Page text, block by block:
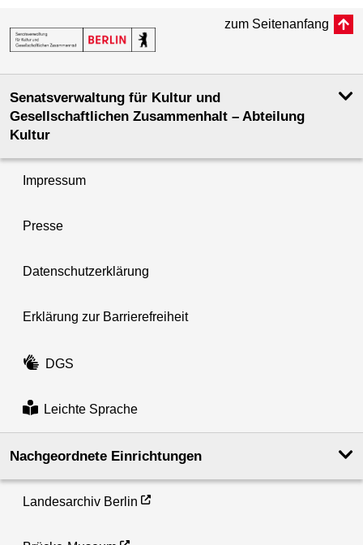
zum Seitenanfang
Senatsverwaltung für Kultur und
Gesellschaftlichen Zusammenhalt – Abteilung
Kultur
Impressum
Presse
Datenschutzerklärung
Erklärung zur Barrierefreiheit
DGS
Leichte Sprache
Nachgeordnete Einrichtungen
Landesarchiv Berlin